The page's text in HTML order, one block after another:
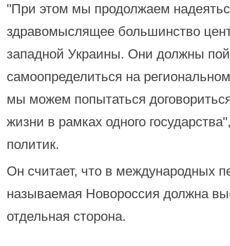
"При этом мы продолжаем
здравомыслящее большинство
западной Украины. Они должны
самоопределиться на
мы можем попытаться
жизни в рамках одного
политик.
Он считает, что в международных
называемая Новороссия должна
отдельная сторона.